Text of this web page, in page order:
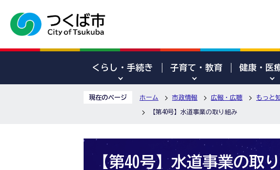
くらし・手続き 子育て・教育 健康・医
現在のページ ホーム 市政情報 広報・広聴 もっと
【第40号】水道事業の取り組み
【第40号】水道事業の取